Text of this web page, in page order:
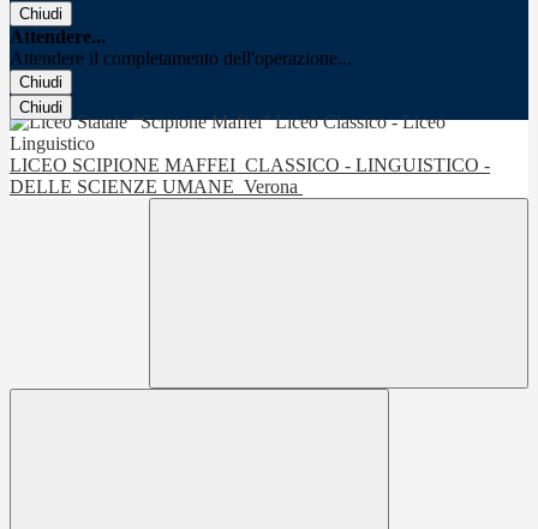
Chiudi
Attendere...
Attendere il completamento dell'operazione...
Chiudi
Chiudi
LICEO SCIPIONE MAFFEI CLASSICO - LINGUISTICO -
DELLE SCIENZE UMANE Verona